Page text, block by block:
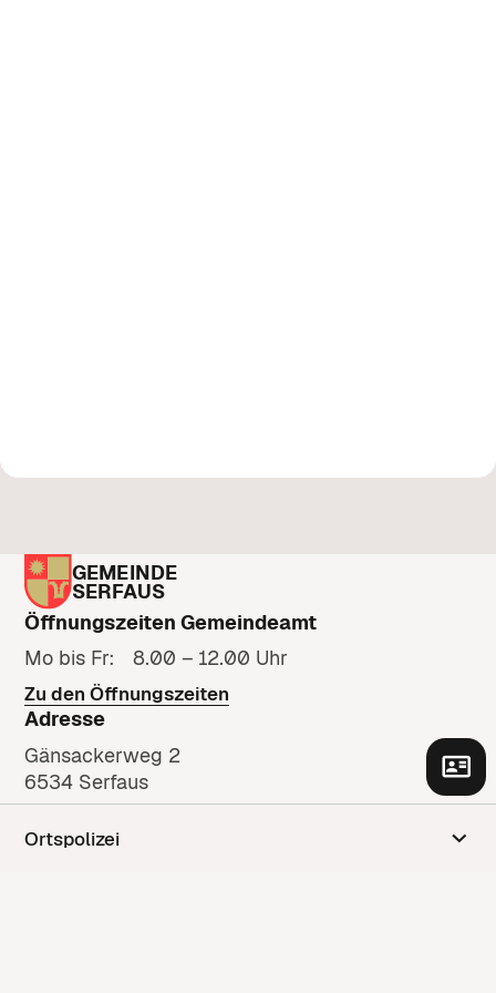
Ortspolizei
GEMEINDE
SERFAUS
Öffnungszeiten Gemeindeamt
Mo bis Fr: 8.00 – 12.00 Uhr
Zu den Öffnungszeiten
Adresse
Gänsackerweg 2
6534 Serfaus
Kontakt